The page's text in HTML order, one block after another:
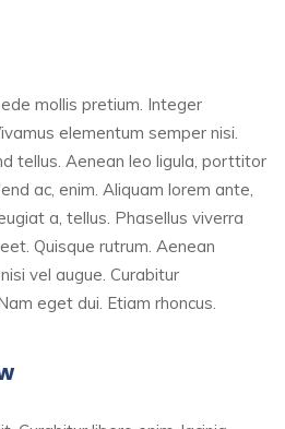
mollis pretium. Integer
elementum semper nisi.
tellus. Aenean leo ligula, porttitor
ac, enim. Aliquam lorem ante,
a, tellus. Phasellus viverra
Quisque rutrum. Aenean
vel augue. Curabitur
eget dui. Etiam rhoncus.